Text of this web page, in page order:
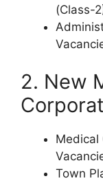
(Class-
​2. New
​Medical
​Town